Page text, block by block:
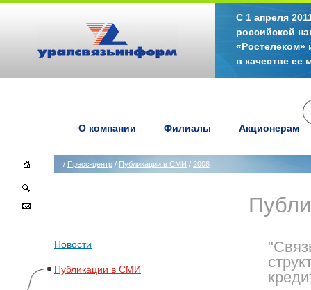
С 1 апреля
российской
«Ростелеком»
в качестве ее
О компании Филиалы Акционерам
/ Пресс-центр / Публикации в СМИ / 2008
Новости
Публикации в СМИ